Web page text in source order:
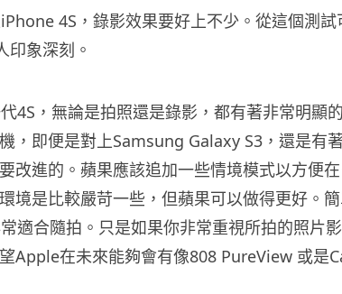
4S，錄影效果要好上不少。從這個測試
印象深刻。
4S，無論是拍照還是錄影，都有著非常明顯的
，即便是對上Samsung Galaxy S3，還是有
改進的。蘋果應該追加一些情境模式以方便
境是比較嚴苛一些，但蘋果可以做得更好。簡
適合隨拍。只是如果你非常重視所拍的照片影
Apple在未來能夠會有像808 PureView 或是